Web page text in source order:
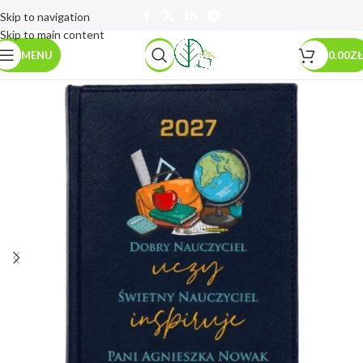
Skip to navigation
Skip to main content
MENU 0.00ZŁ